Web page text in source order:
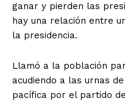
ganar y pierden las
hay una relación entre
la presidencia.
Llamó a la población
acudiendo a las urnas
pacífica por el partido